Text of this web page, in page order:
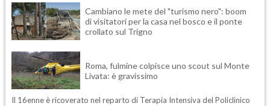
Cambiano le mete del "turismo nero": boom
di visitatori per la casa nel bosco e il ponte
crollato sul Trigno
Roma, fulmine colpisce uno scout sul Monte
Livata: è gravissimo
Il 16enne è ricoverato nel reparto di Terapia Intensiva del Policlinico